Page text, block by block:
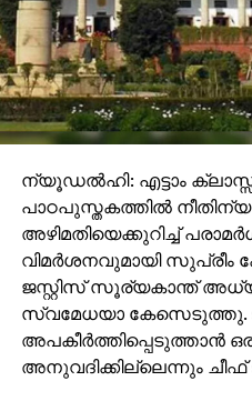
ന്യൂഡല്‍ഹി: എട്ടാം
പാഠപുസ്തകത്തില്‍
അഴിമതിയെക്കുറിച്ച്
വിമര്‍ശനവുമായി സുപ്രീം
ജസ്റ്റിസ് സൂര്യകാന്ത്
സ്വമേധയാ കേസെടുത്തു.
അപകീര്‍ത്തിപ്പെടുത്താന്‍
അനുവദിക്കില്ലെന്നും ചീഫ്